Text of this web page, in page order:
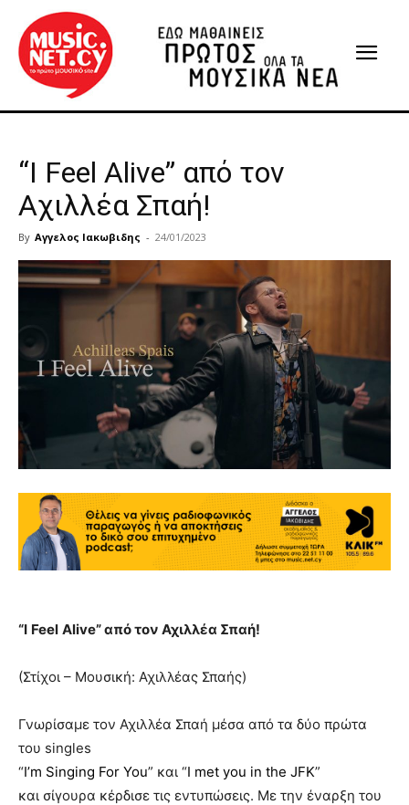
“I Feel Alive” από τον
Αχιλλέα Σπαή!
By Αγγελος Ιακωβιδης - 24/01/2023
“I Feel Alive” από τον Αχιλλέα Σπαή!
(Στίχοι – Μουσική: Αχιλλέας Σπαής)
Γνωρίσαμε τον Αχιλλέα Σπαή μέσα από τα δύο πρώτα
του singles
“I’m Singing For You” και “I met you in the JFK”
και σίγουρα κέρδισε τις εντυπώσεις. Με την έναρξη του